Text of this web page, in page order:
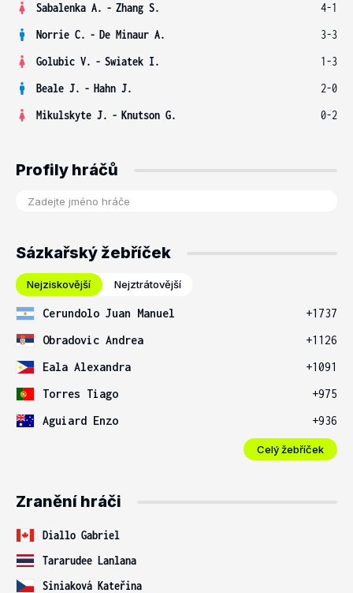
Sabalenka A. - Zhang S.
4-1
Norrie C. - De Minaur A.
3-3
Golubic V. - Swiatek I.
1-3
Beale J. - Hahn J.
2-0
Mikulskyte J. - Knutson G. 0-2
Profily hráčů
Sázkařský žebříček
Nejziskovější Nejztrátovější
Cerundolo Juan Manuel
+1737
Obradovic Andrea
+1126
Eala Alexandra
+1091
Torres Tiago
+975
Aguiard Enzo
+936
Celý žebříček
Zranění hráči
Diallo Gabriel
Tararudee Lanlana
Siniaková Kateřina